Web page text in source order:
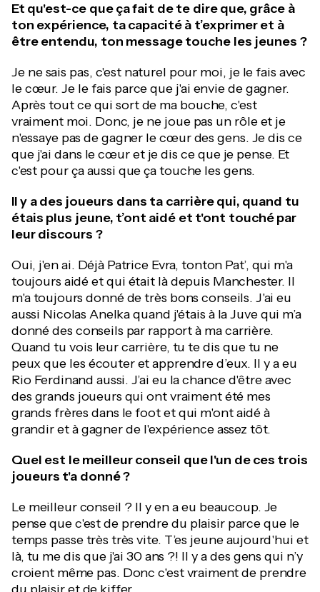
Et qu'est-ce que ça fait de te dire que, grâce à
ton expérience, ta capacité à t’exprimer et à
être entendu, ton message touche les jeunes ?
Je ne sais pas, c'est naturel pour moi, je le fais avec
le cœur. Je le fais parce que j'ai envie de gagner.
Après tout ce qui sort de ma bouche, c'est
vraiment moi. Donc, je ne joue pas un rôle et je
n'essaye pas de gagner le cœur des gens. Je dis ce
que j'ai dans le cœur et je dis ce que je pense. Et
c'est pour ça aussi que ça touche les gens.
Il y a des joueurs dans ta carrière qui, quand tu
étais plus jeune, t’ont aidé et t'ont touché par
leur discours ?
Oui, j'en ai. Déjà Patrice Evra, tonton Pat’, qui m'a
toujours aidé et qui était là depuis Manchester. Il
m'a toujours donné de très bons conseils. J'ai eu
aussi Nicolas Anelka quand j'étais à la Juve qui m’a
donné des conseils par rapport à ma carrière.
Quand tu vois leur carrière, tu te dis que tu ne
peux que les écouter et apprendre d’eux. Il y a eu
Rio Ferdinand aussi. J’ai eu la chance d'être avec
des grands joueurs qui ont vraiment été mes
grands frères dans le foot et qui m'ont aidé à
grandir et à gagner de l'expérience assez tôt.
Quel est le meilleur conseil que l'un de ces trois
joueurs t'a donné ?
Le meilleur conseil ? Il y en a eu beaucoup. Je
pense que c'est de prendre du plaisir parce que le
temps passe très très vite. T’es jeune aujourd'hui et
là, tu me dis que j'ai 30 ans ?! Il y a des gens qui n’y
croient même pas. Donc c'est vraiment de prendre